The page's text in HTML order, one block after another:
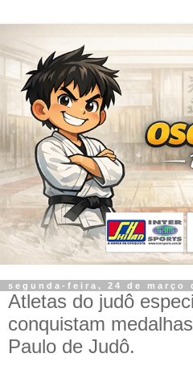
segunda-feira, 24 de março
Atletas do judô
conquistam
Paulo de Judô.